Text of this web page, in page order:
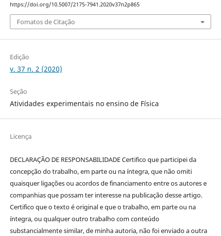
https://doi.org/10.5007/2175-7941.2020v37n2p865
Fomatos de Citação
Edição
v. 37 n. 2 (2020)
Seção
Atividades experimentais no ensino de Física
Licença
DECLARAÇÃO DE RESPONSABILIDADE Certifico que participei da
concepção do trabalho, em parte ou na íntegra, que não omiti
quaisquer ligações ou acordos de financiamento entre os autores e
companhias que possam ter interesse na publicação desse artigo.
Certifico que o texto é original e que o trabalho, em parte ou na
íntegra, ou qualquer outro trabalho com conteúdo
substancialmente similar, de minha autoria, não foi enviado a outra